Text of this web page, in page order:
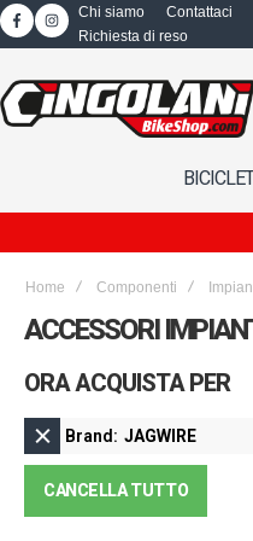
Chi siamo Contattaci
Richiesta di reso
Home Componenti
ACCESSORI
ORA ACQUISTA PER
Brand JAGWIRE
CANCELLA TUTTO